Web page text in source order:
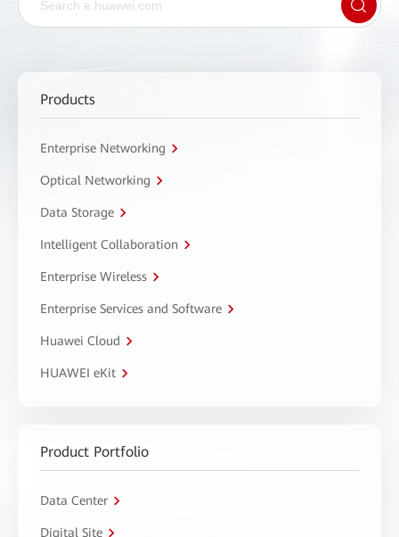
Products
Enterprise Networking
Optical Networking
Data Storage
Intelligent Collaboration
Enterprise Wireless
Enterprise Services and Software
Huawei Cloud
HUAWEI eKit
Product Portfolio
Data Center
Digital Site